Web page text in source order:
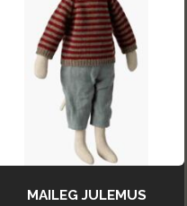
MAILEG JULEMUS